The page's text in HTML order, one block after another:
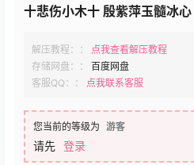
十悲伤小木十 殷紫萍玉髓冰
解压教程：：
点我查看解压教程
存储网盘：：
百度网盘
客服QQ：：
点我联系客服
您当前的等级为 游客
请先 登录